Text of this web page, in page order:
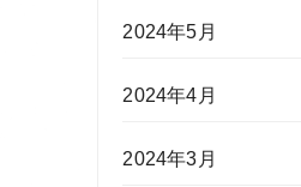
2024年5月
2024年4月
2024年3月